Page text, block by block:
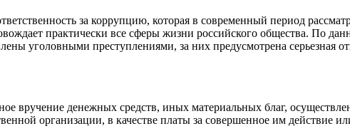
за коррупцию, которая в современный период
практически все сферы жизни российского общества. По
уголовными преступлениями, за них предусмотрена серьезная
вручение денежных средств, иных материальных благ,
организации, в качестве платы за совершенное им действие